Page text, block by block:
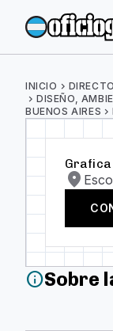
INICIO chevron_right
chevron_right DISEÑO,
BUENOS AIRES chevron_right
Grafica
location_on
infoSobre